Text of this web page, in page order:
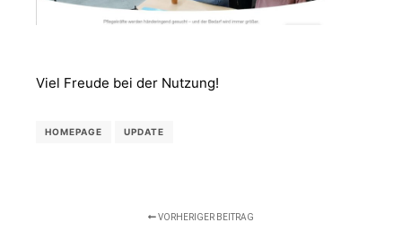
Viel Freude bei der Nutzung!
HOMEPAGE UPDATE
VORHERIGER BEITRAG